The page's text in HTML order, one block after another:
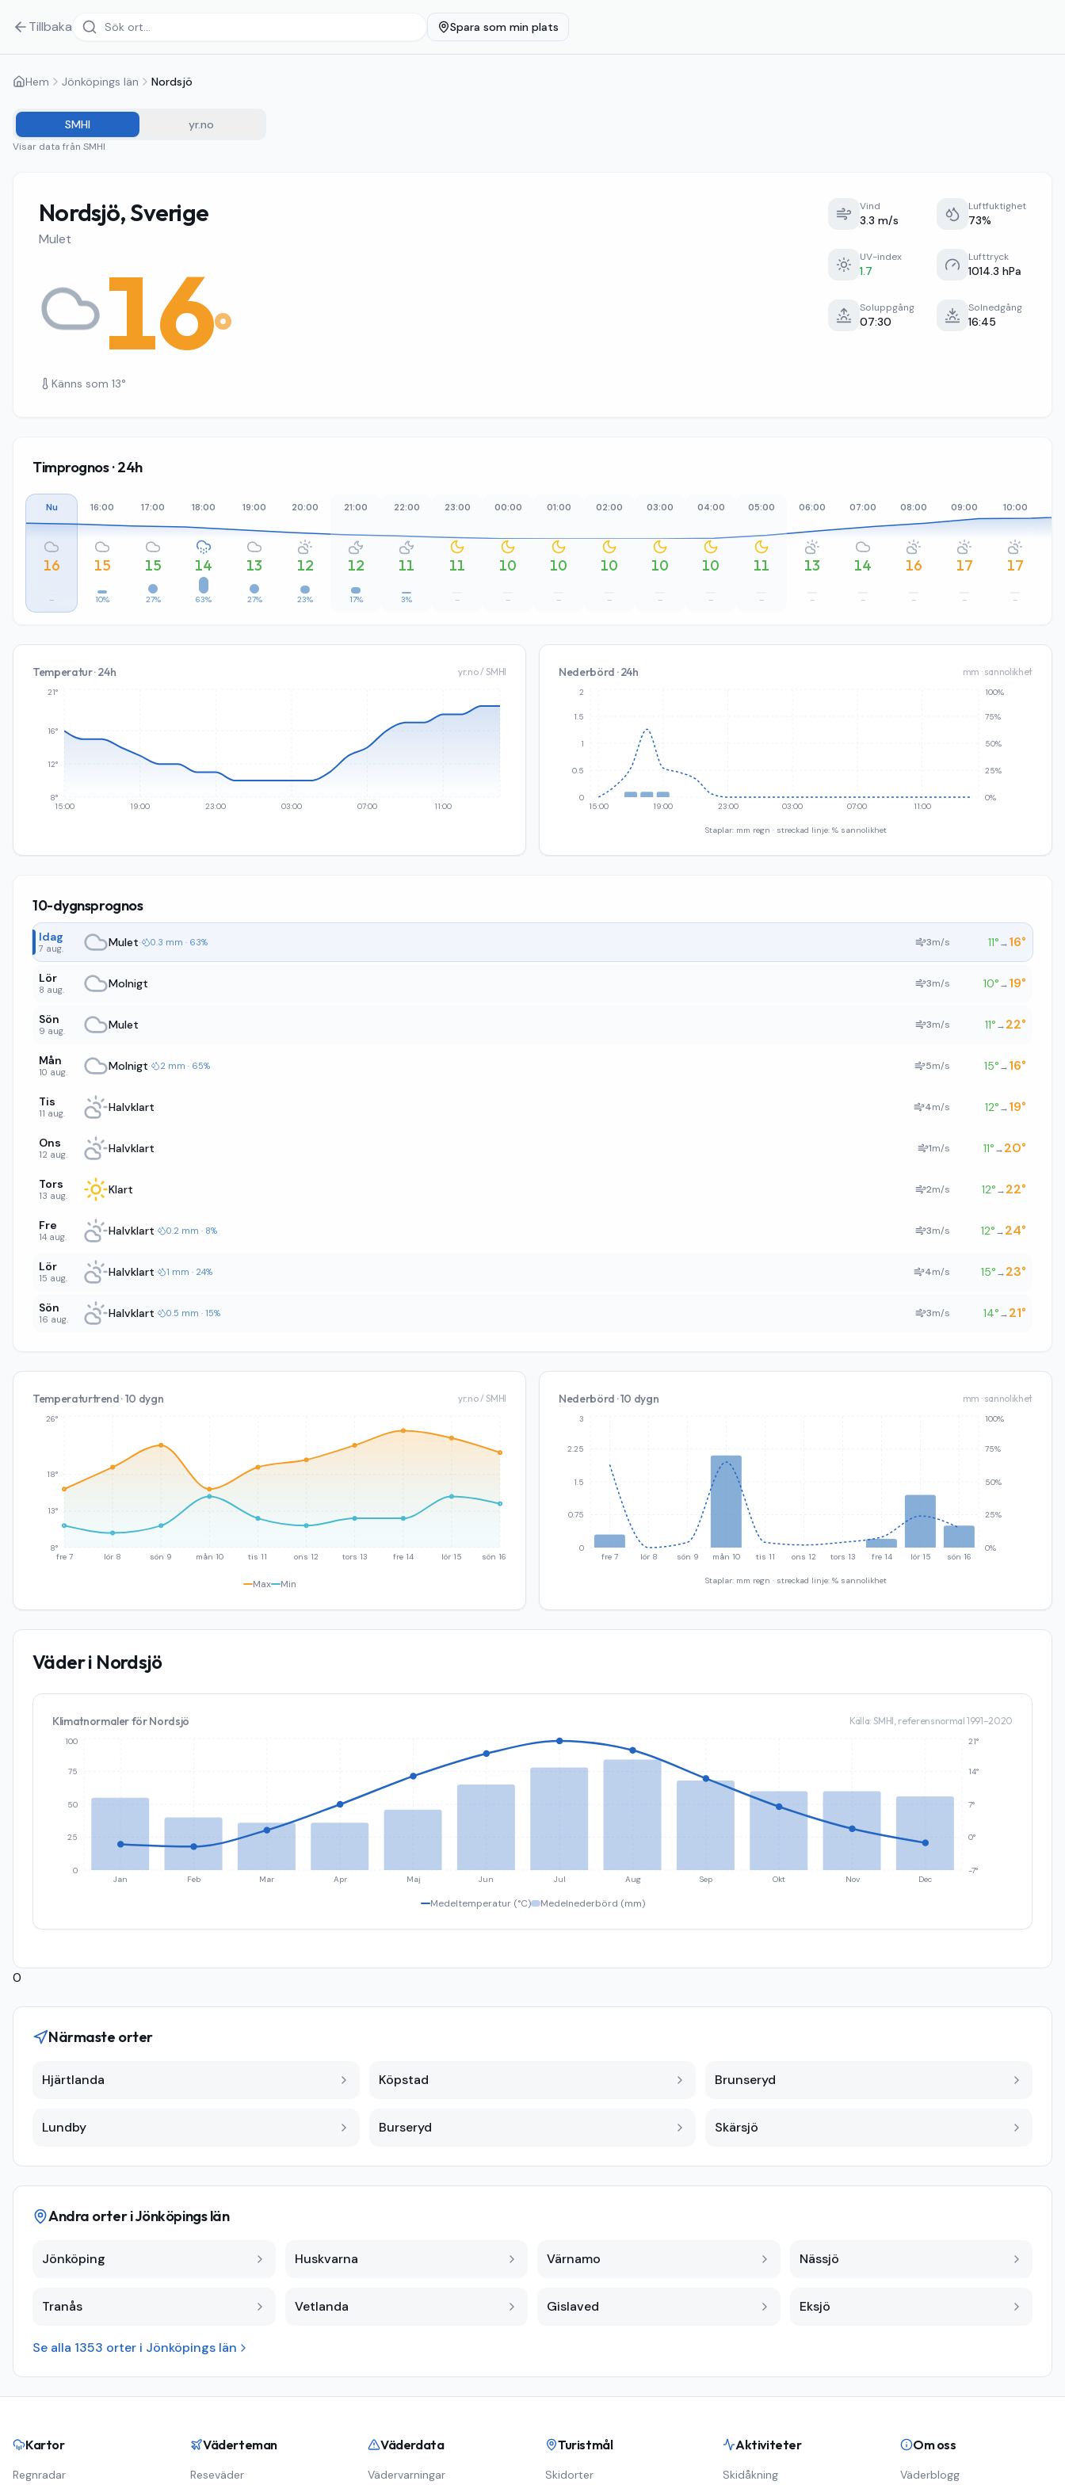
Tillbaka Spara som min plats
Hem Jönköpings län Nordsjö
SMHI yr.no
Visar data från SMHI
Nordsjö, Sverige
Mulet
16°
Känns som 13°
Vind
3.3 m/s
Luftfuktighet
73%
UV-index
1.7
Lufttryck
1014.3 hPa
Soluppgång
07:30
Solnedgång
16:45
Timprognos · 24h
Nu
16
–
16:00
15
10%
17:00
15
27%
18:00
14
63%
19:00
13
27%
20:00
12
23%
21:00
12
17%
22:00
11
3%
23:00
11
–
00:00
10
–
01:00
10
–
02:00
10
–
03:00
10
–
04:00
10
–
05:00
11
–
06:00
13
–
07:00
14
–
08:00
16
–
09:00
17
–
10:00
17
–
Temperatur · 24h yr.no / SMHI
15:00 19:00 23:00 03:00 07:00 11:00
8°
12°
16°
21°
Nederbörd · 24h mm · sannolikhet
15:00 19:00 23:00 03:00 07:00 11:00
0
0.5
1
1.5
2
0%
25%
50%
75%
100%
Staplar: mm regn · streckad linje: % sannolikhet
10-dygnsprognos
Idag
7 aug. Mulet· 0.3 mm · 63% 3m/s 11°→16°
Lör
8 aug. Molnigt 3m/s 10°→19°
Sön
9 aug. Mulet 3m/s 11°→22°
Mån
10 aug. Molnigt· 2 mm · 65% 5m/s 15°→16°
Tis
11 aug. Halvklart 4m/s 12°→19°
Ons
12 aug. Halvklart 1m/s 11°→20°
Tors
13 aug. Klart 2m/s 12°→22°
Fre
14 aug. Halvklart· 0.2 mm · 8% 3m/s 12°→24°
Lör
15 aug. Halvklart· 1 mm · 24% 4m/s 15°→23°
Sön
16 aug. Halvklart· 0.5 mm · 15% 3m/s 14°→21°
Temperaturtrend · 10 dygn yr.no / SMHI
fre 7 lör 8 sön 9 mån 10 tis 11 ons 12 tors 13 fre 14 lör 15 sön 16
8°
13°
18°
26°
Max Min
Nederbörd · 10 dygn mm · sannolikhet
fre 7 lör 8 sön 9 mån 10 tis 11 ons 12 tors 13 fre 14 lör 15 sön 16
0
0.75
1.5
2.25
3
0%
25%
50%
75%
100%
Staplar: mm regn · streckad linje: % sannolikhet
Väder i Nordsjö
Klimatnormaler förNordsjö Källa: SMHI, referensnormal 1991–2020
Jan Feb Mar Apr Maj Jun Jul Aug Sep Okt Nov Dec
0
25
50
75
100
-7°
0°
7°
14°
21°
Medeltemperatur (°C) Medelnederbörd (mm)
0
Närmaste orter
Hjärtlanda Köpstad Brunseryd
Lundby Burseryd Skärsjö
Andra orter iJönköpings län
Jönköping Huskvarna Värnamo Nässjö
Tranås Vetlanda Gislaved Eksjö
Se alla 1353 orter i Jönköpings län
Kartor
Regnradar
Väderteman
Reseväder
Väderdata
Vädervarningar
Turistmål
Skidorter
Aktiviteter
Skidåkning
Om oss
Väderblogg